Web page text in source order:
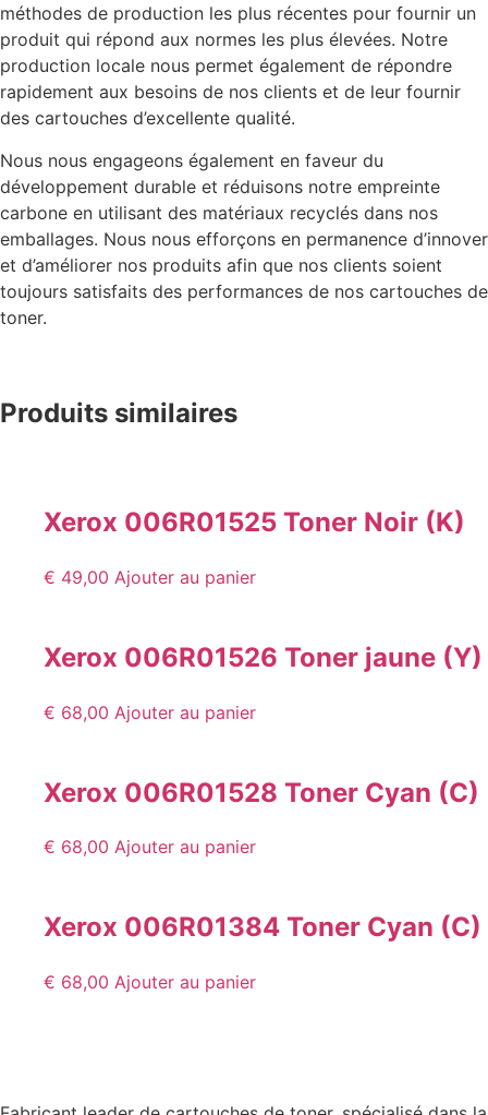
méthodes de production les plus récentes pour fournir un
produit qui répond aux normes les plus élevées. Notre
production locale nous permet également de répondre
rapidement aux besoins de nos clients et de leur fournir
des cartouches d’excellente qualité.
Nous nous engageons également en faveur du
développement durable et réduisons notre empreinte
carbone en utilisant des matériaux recyclés dans nos
emballages. Nous nous efforçons en permanence d’innover
et d’améliorer nos produits afin que nos clients soient
toujours satisfaits des performances de nos cartouches de
toner.
Produits similaires
Xerox 006R01525 Toner Noir (K)
€ 49,00 Ajouter au panier
Xerox 006R01526 Toner jaune (Y)
€ 68,00 Ajouter au panier
Xerox 006R01528 Toner Cyan (C)
€ 68,00 Ajouter au panier
Xerox 006R01384 Toner Cyan (C)
€ 68,00 Ajouter au panier